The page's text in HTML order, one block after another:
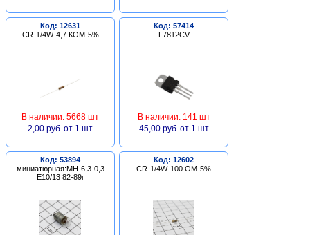
Код: 12631
CR-1/4W-4,7 КОМ-5%
В наличии: 5668 шт
2,00 руб. от 1 шт
Код: 57414
L7812CV
В наличии: 141 шт
45,00 руб. от 1 шт
Код: 53894
миниатюрная:МН-6,3-0,3
Е10/13 82-89г
Код: 12602
CR-1/4W-100 ОМ-5%